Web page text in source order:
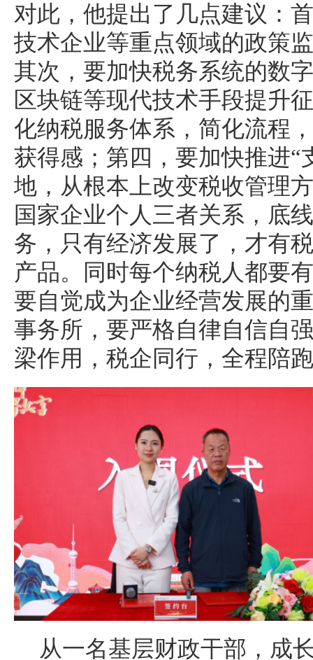
对此，他提出了几点建议：
技术企业等重点领域的政策
其次，要加快税务系统的数
区块链等现代技术手段提升
化纳税服务体系，简化流程
获得感；第四，要加快推进“
地，从根本上改变税收管理
国家企业个人三者关系，底
务，只有经济发展了，才有
产品。同时每个纳税人都要
要自觉成为企业经营发展的
事务所，要严格自律自信自
梁作用，税企同行，全程陪
从一名基层财政干部，成